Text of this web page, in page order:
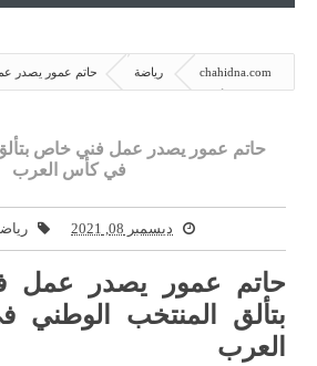
chahidna.com رياضة
حاتم عمور يصدر
حاتم عمور يصدر عمل فني خاص
في كأس العرب
ديسمبر 08, 2021
حاتم عمور يصدر عمل
بتألق المنتخب
العرب